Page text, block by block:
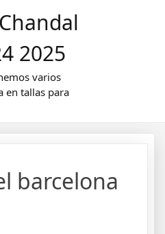
2025
varios
en tallas para
barcelona